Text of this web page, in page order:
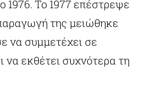
1976. Το 1977 επέστρεψε
της μειώθηκε
να συμμετέχει σε
να εκθέτει συχνότερα τη